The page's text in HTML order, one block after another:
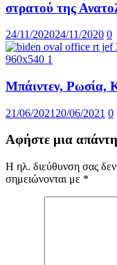
στρατού της
24/11/202024/11/2020 0
Μπάιντεν, Ρωσία,
21/06/2021 20/06/2021 0
Αφήστε μια
Η ηλ. διεύθυνση σας δεν
σημειώνονται με *